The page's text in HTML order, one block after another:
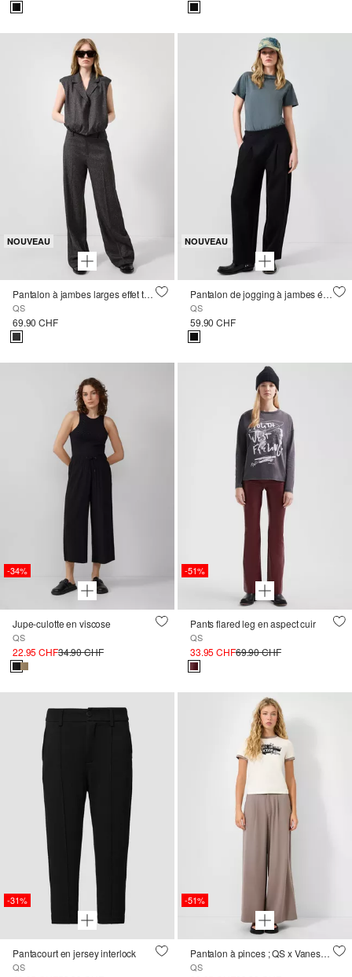
NOUVEAU
Pantalon à jambes larges effet tweed
QS
69.90 CHF
NOUVEAU
Pantalon de jogging à jambes évasées
QS
59.90 CHF
-34%
Jupe-culotte en viscose
QS
22.95 CHF34.90 CHF
-51%
Pants flared leg en aspect cuir
QS
33.95 CHF69.90 CHF
-31%
Pantacourt en jersey interlock
QS
-51%
Pantalon à pinces ; QS x Vanessa Mai
QS